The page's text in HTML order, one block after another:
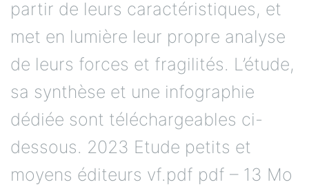
partir de leurs caractéristiques, et
met en lumière leur propre analyse
de leurs forces et fragilités. L’étude,
sa synthèse et une infographie
dédiée sont téléchargeables ci-
dessous. 2023 Etude petits et
moyens éditeurs vf.pdf pdf – 13 Mo